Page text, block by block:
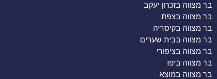
בר מצווה בזכרון יעקב
בר מצווה בצפת
בר מצווה בקיסריה
בר מצווה בבית שערים
בר מצווה בציפורי
בר מצווה ביפו
בר מצווה במוצא